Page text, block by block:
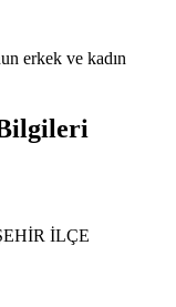
erkek ve kadın
İLÇE